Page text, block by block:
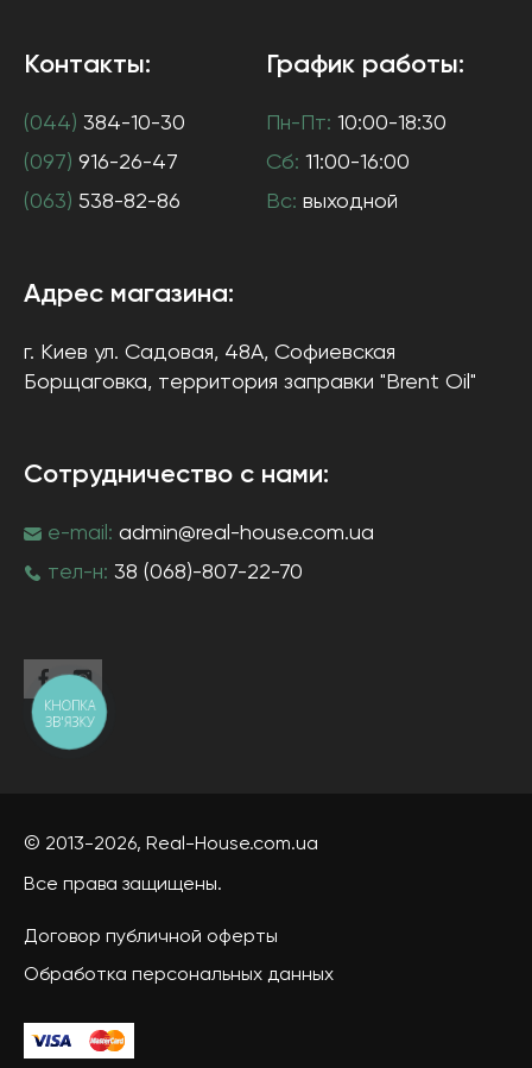
Контакты:
(044) 384-10-30
(097) 916-26-47
(063) 538-82-86
График работы:
Пн-Пт: 10:00-18:30
Сб: 11:00-16:00
Вс: выходной
Адрес магазина:
г. Киев ул. Садовая, 48А, Софиевская
Борщаговка, территория заправки "Brent Oil"
Сотрудничество с нами:
e-mail: admin@real-house.com.ua
тел-н: 38 (068)-807-22-70
© 2013-2026, Real-House.com.ua
Все права защищены.
Договор публичной оферты
Обработка персональных данных
КНОПКА
ЗВ'ЯЗКУ